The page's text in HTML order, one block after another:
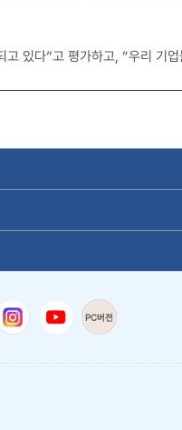
있다”고 평가하고, “우리 기
PC버전